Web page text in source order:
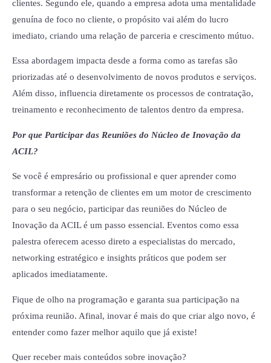
clientes. Segundo ele, quando a empresa adota uma mentalidade
genuína de foco no cliente, o propósito vai além do lucro
imediato, criando uma relação de parceria e crescimento mútuo.
Essa abordagem impacta desde a forma como as tarefas são
priorizadas até o desenvolvimento de novos produtos e serviços.
Além disso, influencia diretamente os processos de contratação,
treinamento e reconhecimento de talentos dentro da empresa.
Por que Participar das Reuniões do Núcleo de Inovação da
ACIL?
Se você é empresário ou profissional e quer aprender como
transformar a retenção de clientes em um motor de crescimento
para o seu negócio, participar das reuniões do Núcleo de
Inovação da ACIL é um passo essencial. Eventos como essa
palestra oferecem acesso direto a especialistas do mercado,
networking estratégico e insights práticos que podem ser
aplicados imediatamente.
Fique de olho na programação e garanta sua participação na
próxima reunião. Afinal, inovar é mais do que criar algo novo, é
entender como fazer melhor aquilo que já existe!
Quer receber mais conteúdos sobre inovação?